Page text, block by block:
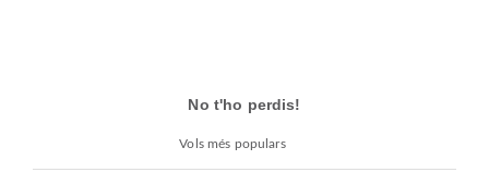
No t'ho perdis!
Vols més populars